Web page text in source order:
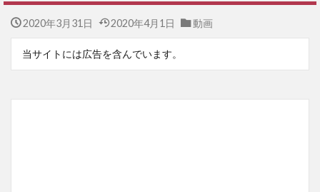
2020年3月31日 2020年4月1日 動画
当サイトには広告を含んでいます。